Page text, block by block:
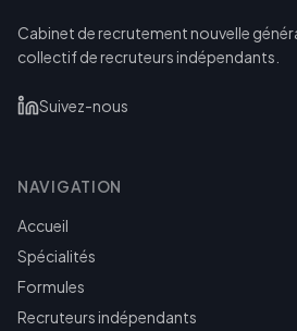
Cabinet de recrutement nouvelle
collectif de recruteurs indépendants.
Suivez-nous
NAVIGATION
Accueil
Spécialités
Formules
Recruteurs indépendants